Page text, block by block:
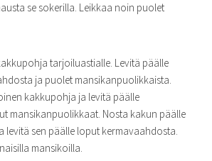
se sokerilla. Leikkaa noin puolet
tarjoiluastialle. Levitä päälle
ja puolet mansikanpuolikkaista.
kakkupohja ja levitä päälle
mansikanpuolikkaat. Nosta kakun päälle
levitä sen päälle loput kermavaahdosta.
mansikoilla.